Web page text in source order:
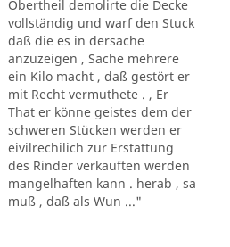
Obertheil demolirte die Decke
vollständig und warf den Stuck
daß die es in dersache
anzuzeigen , Sache mehrere
ein Kilo macht , daß gestört er
mit Recht vermuthete . , Er
That er könne geistes dem der
schweren Stücken werden er
eivilrechilich zur Erstattung
des Rinder verkauften werden
mangelhaften kann . herab , sa
muß , daß als Wun ..."